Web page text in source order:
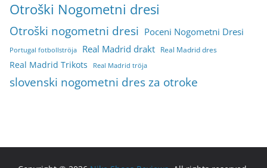
Otroški Nogometni dresi
Otroški nogometni dresi Poceni Nogometni Dresi
Portugal fotbollströja Real Madrid drakt Real Madrid dres
Real Madrid Trikots Real Madrid tröja
slovenski nogometni dres za otroke